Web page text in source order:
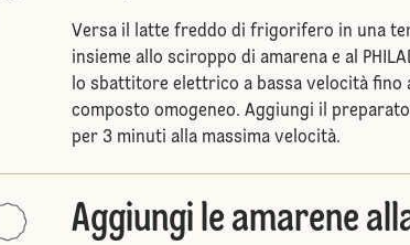
Versa il latte freddo di frigorifero in una
insieme allo sciroppo di amarena e al
lo sbattitore elettrico a bassa velocità fino
composto omogeneo. Aggiungi il
per 3 minuti alla massima velocità.
Aggiungi le amarene